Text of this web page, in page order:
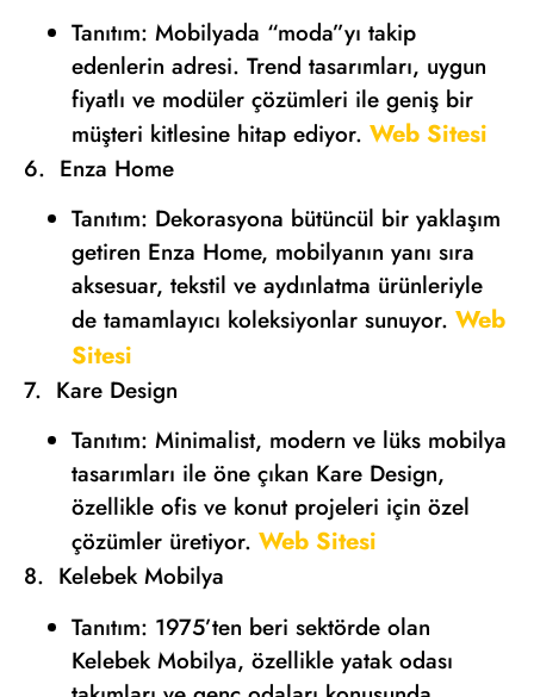
Tanıtım: Mobilyada “moda”yı takip
edenlerin adresi. Trend tasarımları, uygun
fiyatlı ve modüler çözümleri ile geniş bir
müşteri kitlesine hitap ediyor. Web Sitesi
6. Enza Home
Tanıtım: Dekorasyona bütüncül bir yaklaşım
getiren Enza Home, mobilyanın yanı sıra
aksesuar, tekstil ve aydınlatma ürünleriyle
de tamamlayıcı koleksiyonlar sunuyor. Web
Sitesi
7. Kare Design
Tanıtım: Minimalist, modern ve lüks mobilya
tasarımları ile öne çıkan Kare Design,
özellikle ofis ve konut projeleri için özel
çözümler üretiyor. Web Sitesi
8. Kelebek Mobilya
Tanıtım: 1975’ten beri sektörde olan
Kelebek Mobilya, özellikle yatak odası